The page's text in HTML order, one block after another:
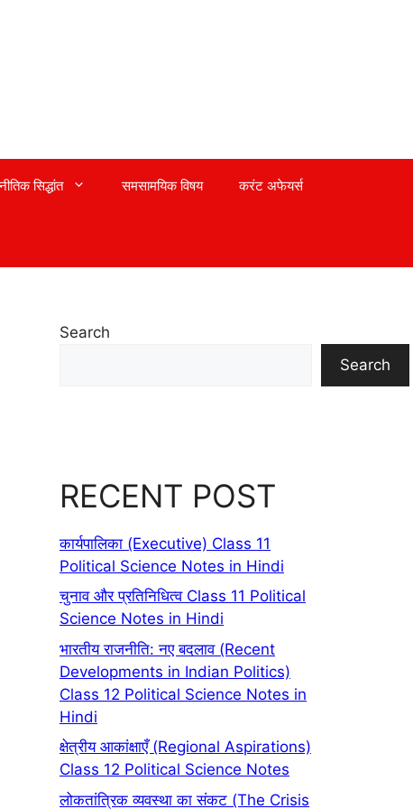
सिद्धांत समसामयिक विषय करंट अफेयर्स
Search
Search
RECENT POST
कार्यपालिका (Executive) Class 11
Political Science Notes in Hindi
चुनाव और प्रतिनिधित्व Class 11 Political
Science Notes in Hindi
भारतीय राजनीति: नए बदलाव (Recent
Developments in Indian Politics)
Class 12 Political Science Notes in
Hindi
क्षेत्रीय आकांक्षाएँ (Regional Aspirations)
Class 12 Political Science Notes
लोकतांत्रिक व्यवस्था का संकट (The Crisis